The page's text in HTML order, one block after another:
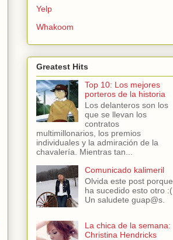
Yelp
Whakoom
Greatest Hits
Top 10: Los mejores
porteros de la historia
Los delanteros son los
que se llevan los
contratos
multimillonarios, los premios
individuales y la admiración de la
chavalería. Mientras tan...
Comunicado kalimeril
Olvida este post porque
ha sucedido esto otro :(
Un saludete guap@s.
La chica de la semana:
Christina Hendricks